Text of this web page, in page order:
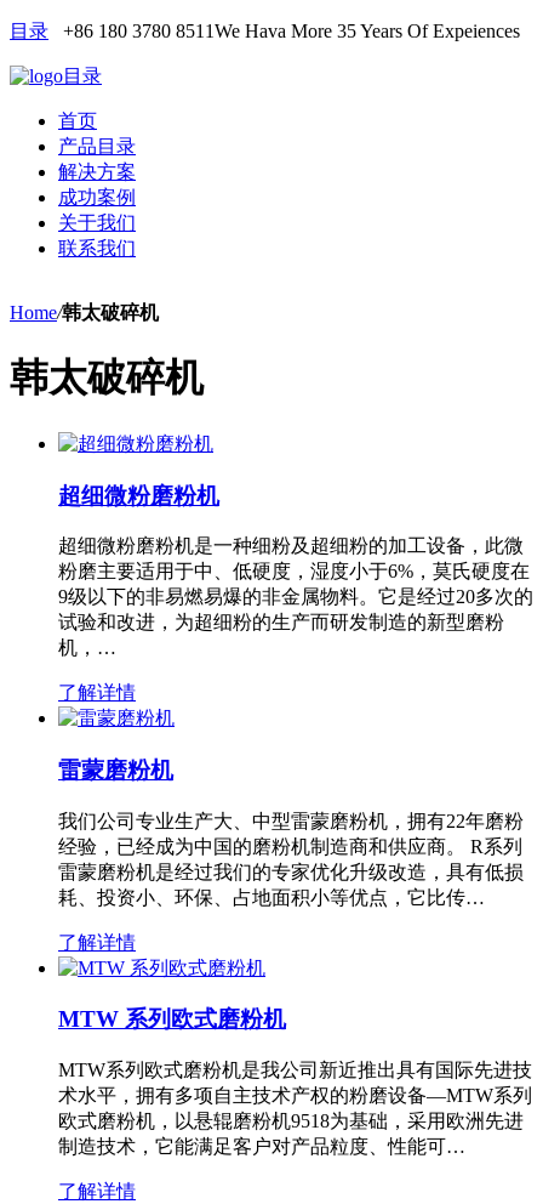
目录 +86 180 3780 8511We Hava More 35 Years Of Expeiences
目录
首页
产品目录
解决方案
成功案例
关于我们
联系我们
Home/韩太破碎机
韩太破碎机
超细微粉磨粉机
超细微粉磨粉机是一种细粉及超细粉的加工设备，此微
粉磨主要适用于中、低硬度，湿度小于6%，莫氏硬度在
9级以下的非易燃易爆的非金属物料。它是经过20多次的
试验和改进，为超细粉的生产而研发制造的新型磨粉
机，…
了解详情
雷蒙磨粉机
我们公司专业生产大、中型雷蒙磨粉机，拥有22年磨粉
经验，已经成为中国的磨粉机制造商和供应商。 R系列
雷蒙磨粉机是经过我们的专家优化升级改造，具有低损
耗、投资小、环保、占地面积小等优点，它比传…
了解详情
MTW 系列欧式磨粉机
MTW系列欧式磨粉机是我公司新近推出具有国际先进技
术水平，拥有多项自主技术产权的粉磨设备—MTW系列
欧式磨粉机，以悬辊磨粉机9518为基础，采用欧洲先进
制造技术，它能满足客户对产品粒度、性能可…
了解详情